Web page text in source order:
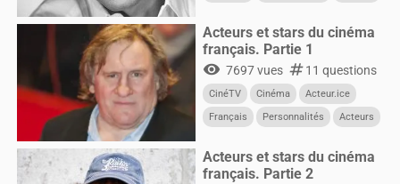
Acteurs et stars du cinéma
français. Partie 1
visibility 7697 vues numbers11 questions
CinéTV Cinéma
Acteur.ice
Français
Personnalités Acteurs
Acteurs et stars du cinéma
français. Partie 2